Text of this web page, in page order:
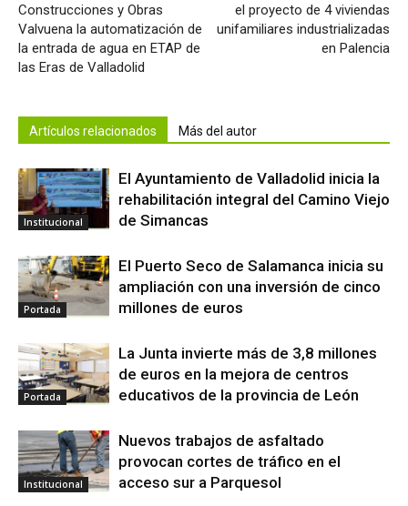
Construcciones y Obras
Valvuena la automatización de
la entrada de agua en ETAP de
las Eras de Valladolid
el proyecto de 4 viviendas
unifamiliares industrializadas
en Palencia
Artículos relacionados Más del autor
Institucional
El Ayuntamiento de Valladolid inicia la
rehabilitación integral del Camino Viejo
de Simancas
Portada
El Puerto Seco de Salamanca inicia su
ampliación con una inversión de cinco
millones de euros
Portada
La Junta invierte más de 3,8 millones
de euros en la mejora de centros
educativos de la provincia de León
Institucional
Nuevos trabajos de asfaltado
provocan cortes de tráfico en el
acceso sur a Parquesol